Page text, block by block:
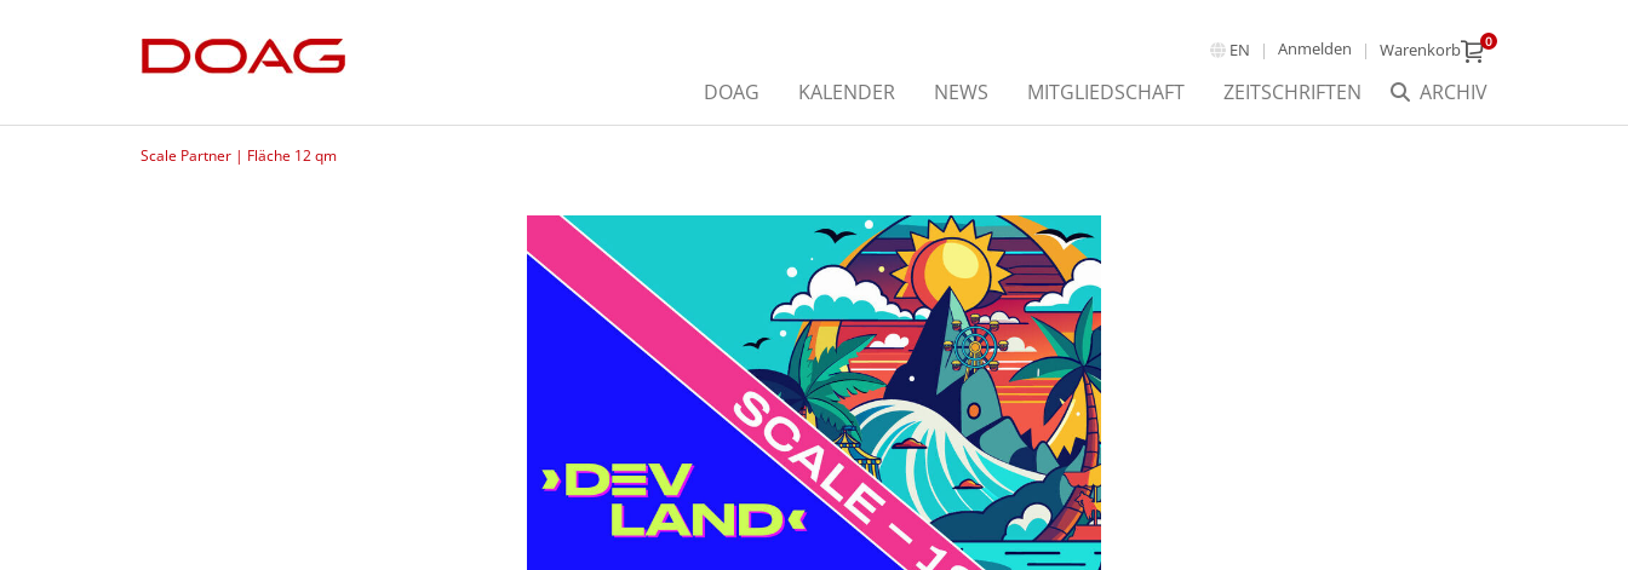
EN Anmelden Warenkorb 0
ARCHIV
DOAG KALENDER NEWS MITGLIEDSCHAFT ZEITSCHRIFTEN
Scale Partner | Fläche 12 qm